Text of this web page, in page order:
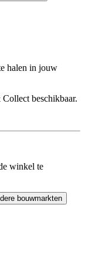
halen in jouw
beschikbaar.
winkel te
bouwmarkten